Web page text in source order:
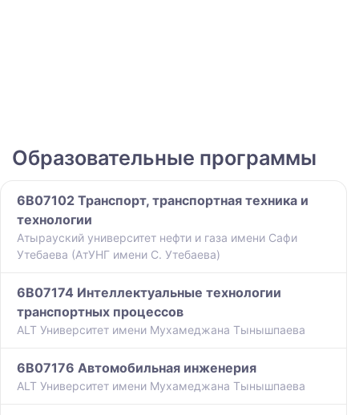
Образовательные программы
6B07102 Транспорт, транспортная техника и
технологии
Атырауский университет нефти и газа имени Сафи
Утебаева (АтУНГ имени С. Утебаева)
6B07174 Интеллектуальные технологии
транспортных процессов
ALT Университет имени Мухамеджана Тынышпаева
6B07176 Автомобильная инженерия
ALT Университет имени Мухамеджана Тынышпаева